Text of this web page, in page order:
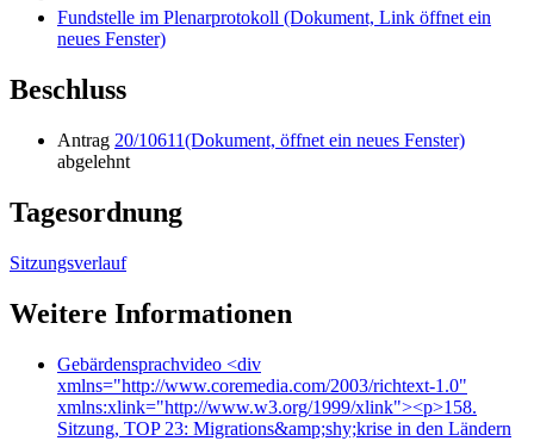
Fundstelle im Plenarprotokoll (Dokument, Link öffnet ein
neues Fenster)
Beschluss
Antrag 20/10611(Dokument, öffnet ein neues Fenster)
abgelehnt
Tagesordnung
Sitzungsverlauf
Weitere Informationen
Gebärdensprachvideo <div
xmlns="http://www.coremedia.com/2003/richtext-1.0"
xmlns:xlink="http://www.w3.org/1999/xlink"><p>158.
Sitzung, TOP 23: Migrations&amp;shy;krise in den Ländern